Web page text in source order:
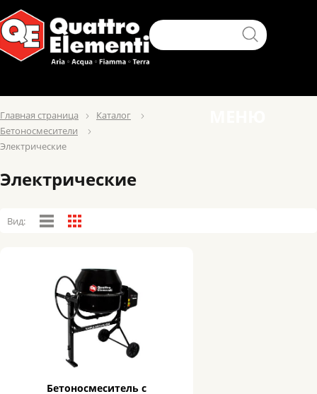
Главная страница
Каталог
Бетоносмесители
Электрические
Электрические
Вид:
Бетоносмеситель с